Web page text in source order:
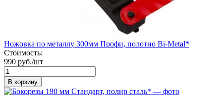
Ножовка по металлу 300мм Профи, полотно Bi-Metal*
Стоимость:
990 руб./шт
В корзину